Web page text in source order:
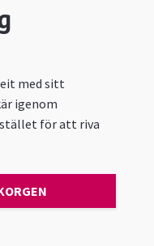
med sitt
igenom
för att riva